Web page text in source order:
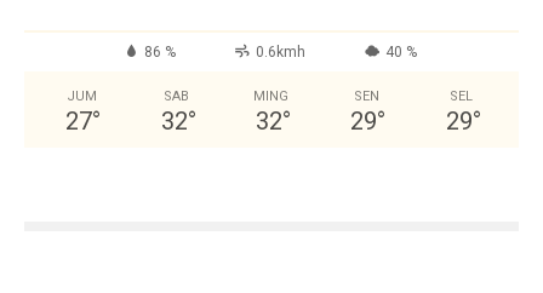
86 % 0.6kmh 40 %
JUM
27°
SAB
32°
MING
32°
SEN
29°
SEL
29°